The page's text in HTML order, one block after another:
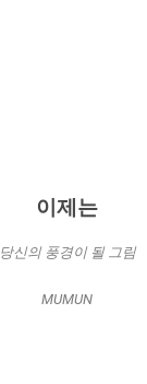
이제는
당신의 풍경이 될 그림
MUMUN